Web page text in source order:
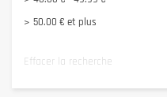
50.00 € et plus
Effacer la recherche